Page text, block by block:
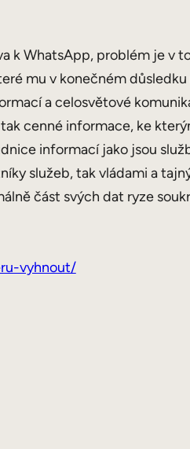
k WhatsApp, problém je v
mu v konečném
a celosvětové
cenné informace, ke
informací jako jsou
služeb, tak vládami a
část svých dat ryze
vyhnout/